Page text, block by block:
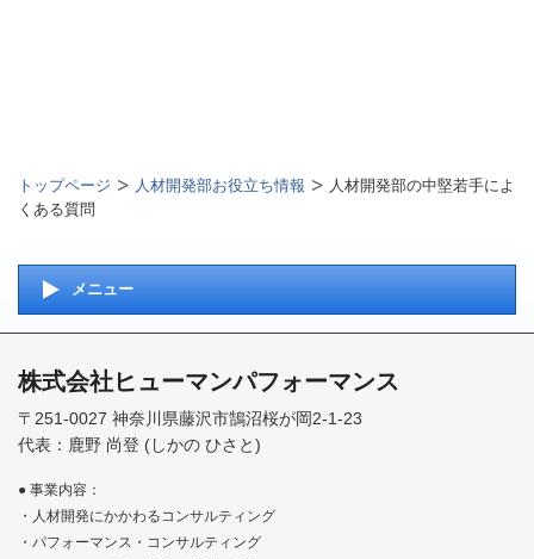
トップページ 人材開発部お役立ち情報
人材開発部の中堅若手によ
くある質問
メニュー
株式会社ヒューマンパフォーマンス
〒251-0027 神奈川県藤沢市鵠沼桜が岡2-1-23
代表：鹿野 尚登 (しかの ひさと)
● 事業内容：
・人材開発にかかわるコンサルティング
・パフォーマンス・コンサルティング